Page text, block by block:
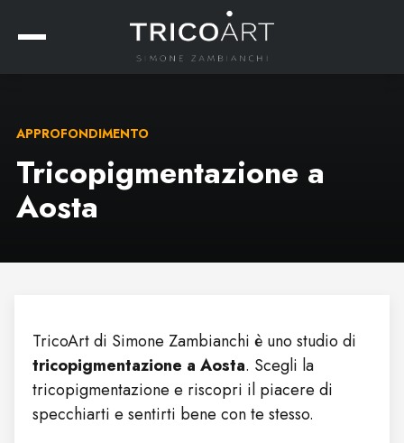
APPROFONDIMENTO
Tricopigmentazione a
Aosta
TricoArt di Simone Zambianchi è uno studio di
tricopigmentazione a Aosta. Scegli la
tricopigmentazione e riscopri il piacere di
specchiarti e sentirti bene con te stesso.